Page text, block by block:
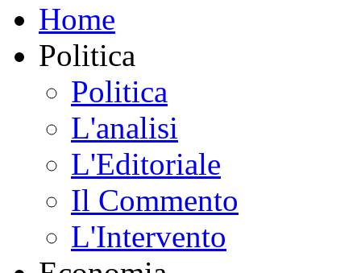
Home
Politica
Politica
L'analisi
L'Editoriale
Il Commento
L'Intervento